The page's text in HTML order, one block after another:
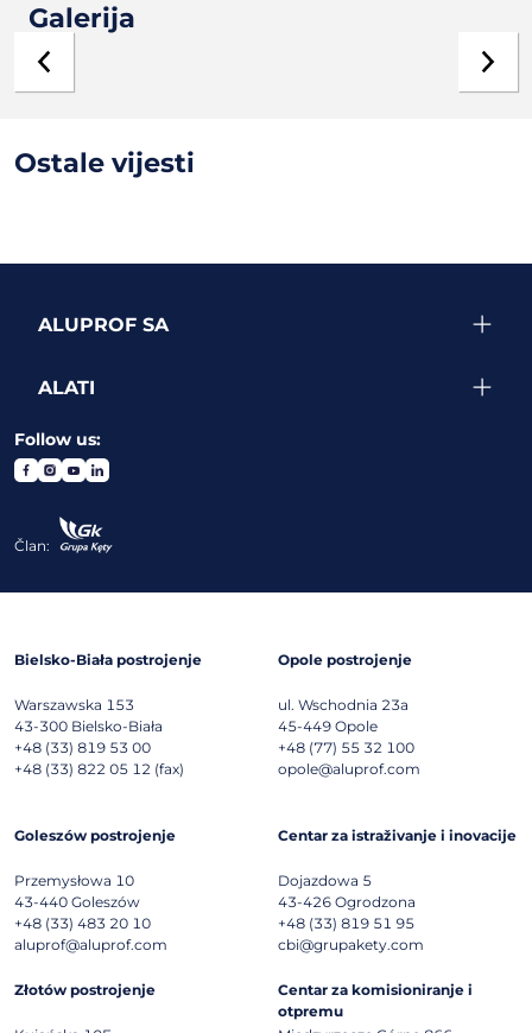
Galerija
Ostale vijesti
ALUPROF SA
ALATI
Follow us:
Član:
Bielsko-Biała postrojenje
Warszawska 153
43-300 Bielsko-Biała
+48 (33) 819 53 00
+48 (33) 822 05 12 (fax)
Opole postrojenje
ul. Wschodnia 23a
45-449 Opole
+48 (77) 55 32 100
opole@aluprof.com
Goleszów postrojenje
Przemysłowa 10
43-440 Goleszów
+48 (33) 483 20 10
aluprof@aluprof.com
Centar za istraživanje i inovacije
Dojazdowa 5
43-426 Ogrodzona
+48 (33) 819 51 95
cbi@grupakety.com
Złotów postrojenje
Centar za komisioniranje i
otpremu